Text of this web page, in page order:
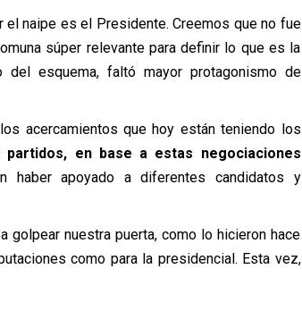
el naipe es el Presidente. Creemos que no fue
súper relevante para definir lo que es la
del esquema, faltó mayor protagonismo de
acercamientos que hoy están teniendo los
partidos, en base a estas negociaciones
haber apoyado a diferentes candidatos y
golpear nuestra puerta, como lo hicieron hace
como para la presidencial. Esta vez,